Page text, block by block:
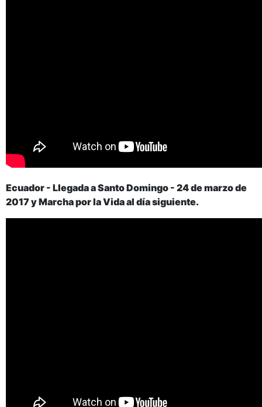
Ecuador - Llegada a Santo Domingo - 24 de marzo de
2017 y Marcha por la Vida al día siguiente.